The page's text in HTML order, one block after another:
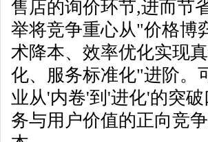
售店的询价环节,进而节
举将竞争重心从"价格博
术降本、效率优化实现
化、服务标准化"进阶。
业从'内卷'到'进化'的突
务与用户价值的正向竞